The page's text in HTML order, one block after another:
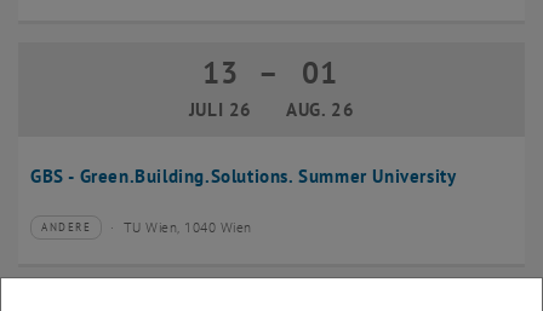
GBS - Green.Building.Solutions. Summer University
13
JULI 26
13 Juli 2026 bis 01 August 2026
– 01
AUG. 26
Veranstaltungstyp:
ANDERE
Veranstaltungsort:TU Wien, 1040 Wien